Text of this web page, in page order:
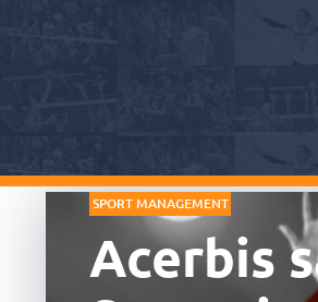
SPORT MANAGEMENT
Acerbis